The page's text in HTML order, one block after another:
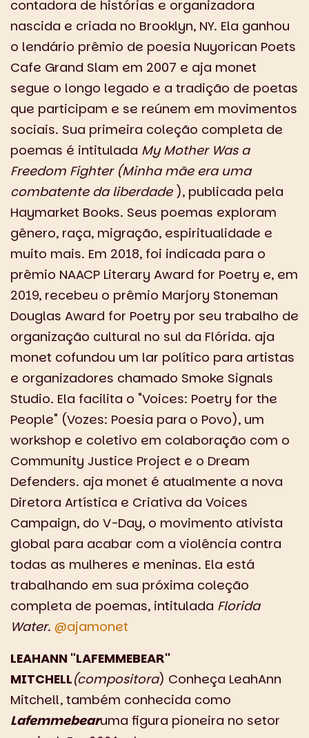
contadora de histórias e organizadora
nascida e criada no Brooklyn, NY. Ela ganhou
o lendário prêmio de poesia Nuyorican Poets
Cafe Grand Slam em 2007 e aja monet
segue o longo legado e a tradição de poetas
que participam e se reúnem em movimentos
sociais. Sua primeira coleção completa de
poemas é intitulada My Mother Was a
Freedom Fighter (Minha mãe era uma
combatente da liberdade), publicada pela
Haymarket Books. Seus poemas exploram
gênero, raça, migração, espiritualidade e
muito mais. Em 2018, foi indicada para o
prêmio NAACP Literary Award for Poetry e, em
2019, recebeu o prêmio Marjory Stoneman
Douglas Award for Poetry por seu trabalho de
organização cultural no sul da Flórida. aja
monet cofundou um lar político para artistas
e organizadores chamado Smoke Signals
Studio. Ela facilita o "Voices: Poetry for the
People" (Vozes: Poesia para o Povo), um
workshop e coletivo em colaboração com o
Community Justice Project e o Dream
Defenders. aja monet é atualmente a nova
Diretora Artística e Criativa da Voices
Campaign, do V-Day, o movimento ativista
global para acabar com a violência contra
todas as mulheres e meninas. Ela está
trabalhando em sua próxima coleção
completa de poemas, intitulada Florida
Water. @ajamonet
LEAHANN "LAFEMMEBEAR"
MITCHELL(compositora) Conheça LeahAnn
Mitchell, também conhecida como
Lafemmebearuma figura pioneira no setor